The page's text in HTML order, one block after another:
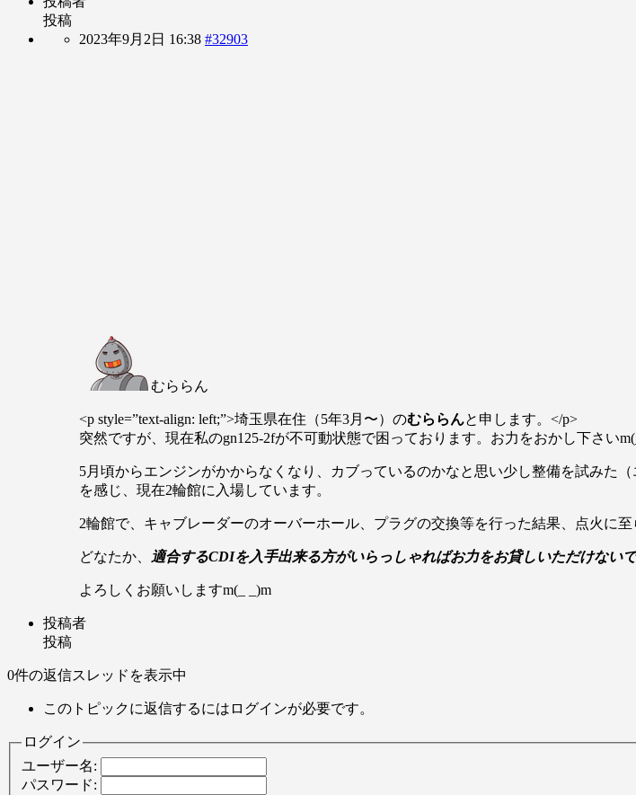
投稿
2023年9月2日 16:38 #32903
むららん
<p style=”text-align: left;”>埼玉県在住（5年3月〜）のむららんと申します。</p>
突然ですが、現在私のgn125-2fが不可動状態で困っております。お力をおかし下さい
5月頃からエンジンがかからなくなり、カブっているのかなと思い少し整備を試みた
を感じ、現在2輪館に入場しています。
2輪館で、キャブレーダーのオーバーホール、プラグの交換等を行った結果、点火に至
どなたか、 適合するCDIを入手出来る方がいらっしゃればお力をお貸しいただけない
よろしくお願いしますm(_ _)m
投稿者
投稿
0件の返信スレッドを表示中
このトピックに返信するにはログインが必要です。
ログイン
ユーザー名:
パスワード: